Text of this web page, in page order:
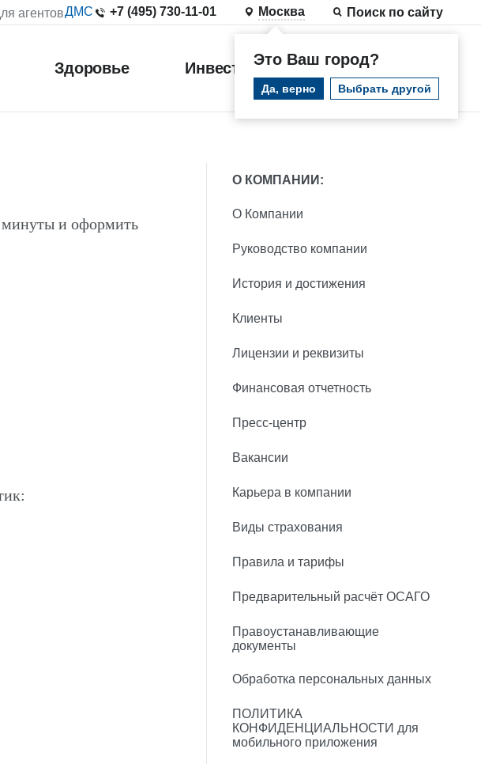
агентовДМС +7 (495) 730-11-01 Москва
Это Ваш город?
Да, верно Выбрать другой
Поиск по сайту
Здоровье Инвестиции
и оформить
О КОМПАНИИ:
О Компании
Руководство компании
История и достижения
Клиенты
Лицензии и реквизиты
Финансовая отчетность
Пресс-центр
Вакансии
Карьера в компании
Виды страхования
Правила и тарифы
Предварительный расчёт ОСАГО
Правоустанавливающие
документы
Обработка персональных данных
ПОЛИТИКА
КОНФИДЕНЦИАЛЬНОСТИ для
мобильного приложения